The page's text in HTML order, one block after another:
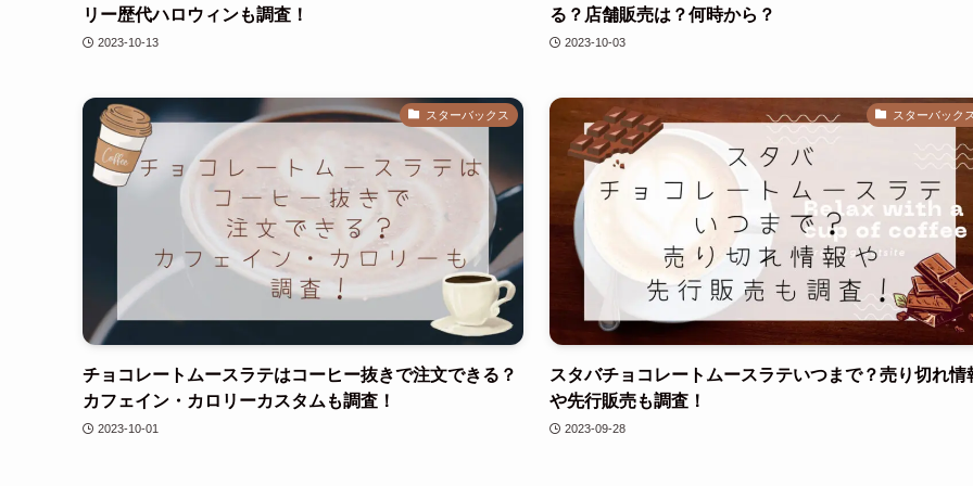
リー歴代ハロウィンも調査！
2023-10-13
る？店舗販売は？何時から？
2023-10-03
スターバックス
チョコレートムースラテはコーヒー抜きで注文できる？
カフェイン・カロリーカスタムも調査！
2023-10-01
スターバック
スタバチョコレートムースラテいつまで？売り切れ情
や先行販売も調査！
2023-09-28